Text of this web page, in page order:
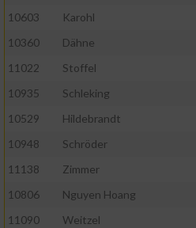
10603
Karohl
10360
Dähne
11022
Stoffel
10935
Schleking
10529
Hildebrandt
10948
Schröder
11138
Zimmer
10806
Nguyen Hoang
11090
Weitzel